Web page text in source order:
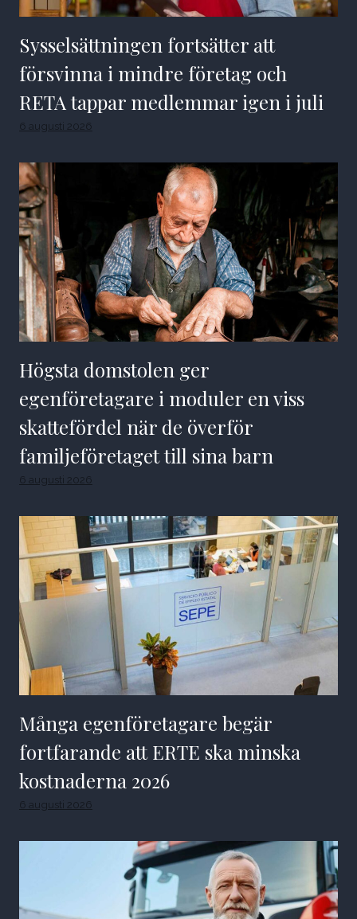
Sysselsättningen fortsätter att
försvinna i mindre företag och
RETA tappar medlemmar igen i juli
6 augusti 2026
Högsta domstolen ger
egenföretagare i moduler en viss
skattefördel när de överför
familjeföretaget till sina barn
6 augusti 2026
Många egenföretagare begär
fortfarande att ERTE ska minska
kostnaderna 2026
6 augusti 2026